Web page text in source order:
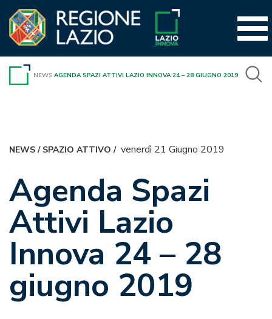
contenuto
NEWS AGENDA SPAZI ATTIVI LAZIO INNOVA 24 – 28 GIUGNO 2019
NEWS/ SPAZIO ATTIVO / venerdì 21 Giugno 2019
Agenda Spazi
Attivi Lazio
Innova 24 – 28
giugno 2019